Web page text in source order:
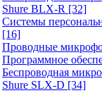
Shure BLX-R [32]
Системы
[16]
Проводные
Программное
Беспроводная
Shure SLX-D [34]